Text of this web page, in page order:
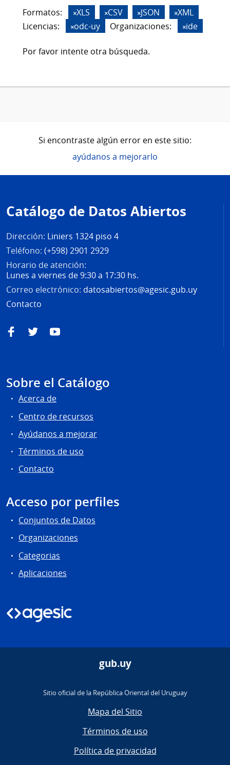
Formatos: XLS CSV JSON
XML
Licencias:
odc-uy Organizaciones: ide
Por favor intente otra búsqueda.
Si encontraste algún error en este sitio:
ayúdanos a mejorarlo
de
página
Catálogo de Datos Abiertos
Dirección: Liniers 1324 piso 4
Teléfono: (+598) 2901 2929
Horario de atención:
Lunes a viernes de 9:30 a 17:30 hs.
Correo electrónico: datosabiertos@agesic.gub.uy
Contacto
FacebookTwitterYouTube
Sobre el Catálogo
Acerca de
Centro de recursos
Ayúdanos a mejorar
Términos de uso
Contacto
Acceso por perfiles
Conjuntos de Datos
Organizaciones
Categorias
Aplicaciones
gub.uy
Sitio oficial de la República Oriental del Uruguay
Mapa del Sitio
Términos de uso
Política de privacidad